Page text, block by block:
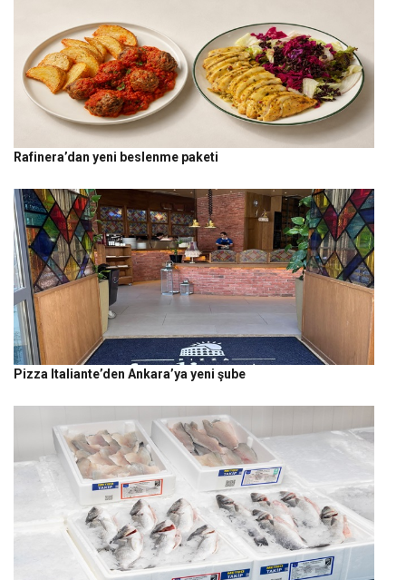
Rafinera’dan yeni beslenme paketi
Pizza Italiante’den Ankara’ya yeni şube